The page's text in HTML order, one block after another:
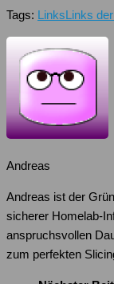
Tags: LinksLinks
Andreas
Andreas ist der
sicherer Homelab-
anspruchsvollen
zum perfekten